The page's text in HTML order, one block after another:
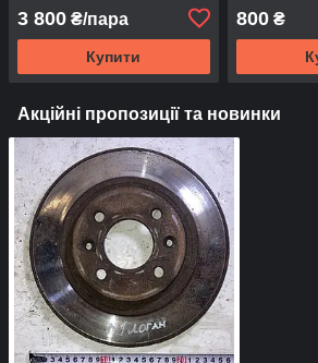
3 800 ₴/пара
Купити
800₴
Акційні пропозиції та новинки